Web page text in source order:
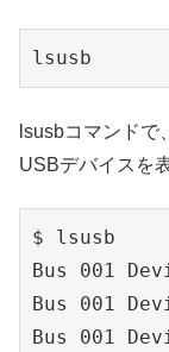
lsusb
lsusbコマンドで
USBデバイスを
$ lsusb
Bus 001
Bus 001
Bus 001